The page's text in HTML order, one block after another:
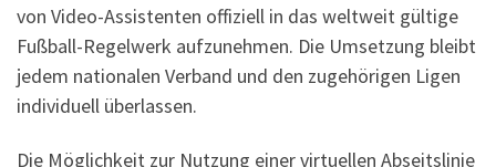
von Video-Assistenten offiziell in das weltweit gültige
Fußball-Regelwerk aufzunehmen. Die Umsetzung bleibt
jedem nationalen Verband und den zugehörigen Ligen
individuell überlassen.
Die Möglichkeit zur Nutzung einer virtuellen Abseitslinie